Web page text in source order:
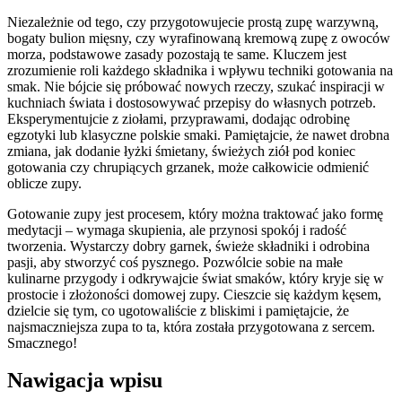
Niezależnie od tego, czy przygotowujecie prostą zupę warzywną,
bogaty bulion mięsny, czy wyrafinowaną kremową zupę z owoców
morza, podstawowe zasady pozostają te same. Kluczem jest
zrozumienie roli każdego składnika i wpływu techniki gotowania na
smak. Nie bójcie się próbować nowych rzeczy, szukać inspiracji w
kuchniach świata i dostosowywać przepisy do własnych potrzeb.
Eksperymentujcie z ziołami, przyprawami, dodając odrobinę
egzotyki lub klasyczne polskie smaki. Pamiętajcie, że nawet drobna
zmiana, jak dodanie łyżki śmietany, świeżych ziół pod koniec
gotowania czy chrupiących grzanek, może całkowicie odmienić
oblicze zupy.
Gotowanie zupy jest procesem, który można traktować jako formę
medytacji – wymaga skupienia, ale przynosi spokój i radość
tworzenia. Wystarczy dobry garnek, świeże składniki i odrobina
pasji, aby stworzyć coś pysznego. Pozwólcie sobie na małe
kulinarne przygody i odkrywajcie świat smaków, który kryje się w
prostocie i złożoności domowej zupy. Cieszcie się każdym kęsem,
dzielcie się tym, co ugotowaliście z bliskimi i pamiętajcie, że
najsmaczniejsza zupa to ta, która została przygotowana z sercem.
Smacznego!
Nawigacja wpisu